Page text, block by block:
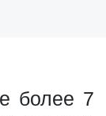
более 7